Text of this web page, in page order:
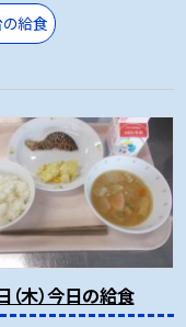
給食
（木）今日の給食